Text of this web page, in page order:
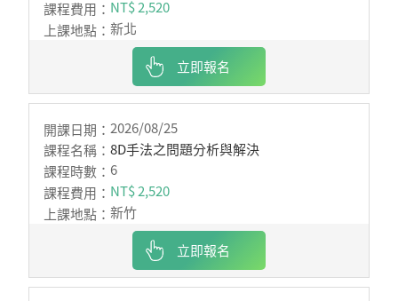
NT$ 2,520
新北
立即報名
2026/08/25
8D手法之問題分析與解決
6
NT$ 2,520
新竹
立即報名